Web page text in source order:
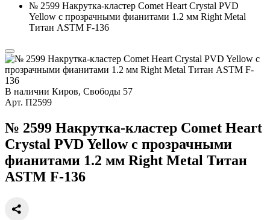
№ 2599 Накрутка-кластер Comet Heart Crystal PVD
Yellow с прозрачными фианитами 1.2 мм Right Metal
Титан ASTM F-136
В наличии Киров, Свободы 57
Арт. П2599
№ 2599 Накрутка-кластер Comet Heart
Crystal PVD Yellow с прозрачными
фианитами 1.2 мм Right Metal Титан
ASTM F-136